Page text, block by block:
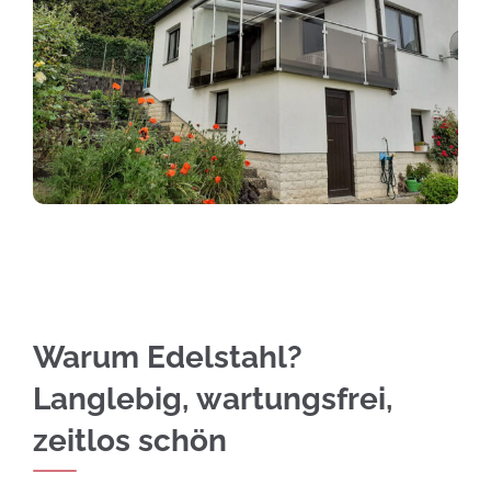
Warum Edelstahl?
Langlebig, wartungsfrei,
zeitlos schön